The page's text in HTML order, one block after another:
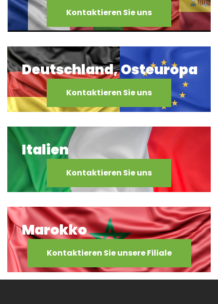
Kontaktieren Sie uns
Deutschland, Osteuropa
Kontaktieren Sie uns
Italien
Kontaktieren Sie uns
Marokko
Kontaktieren Sie unsere Filiale